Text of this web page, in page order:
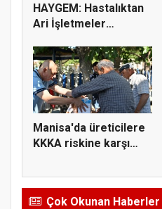
HAYGEM: Hastalıktan
Ari İşletmeler
Manisa'da üreticilere
KKKA riskine karşı
Çok Okunan Haberler